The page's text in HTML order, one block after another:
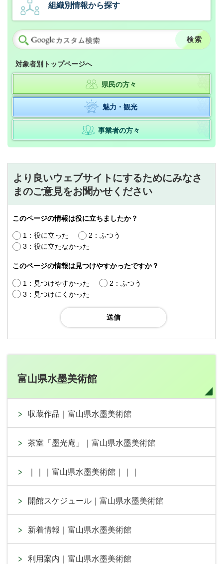
組織別情報から探す
対象者別トップページへ
県民の方々
魅力・観光
事業者の方々
より良いウェブサイトにするためにみなさ
まのご意見をお聞かせください
このページの情報は役に立ちましたか？
1：役に立った
2：ふつう
3：役に立たなかった
このページの情報は見つけやすかったですか？
1：見つけやすかった
2：ふつう
3：見つけにくかった
富山県水墨美術館
収蔵作品｜富山県水墨美術館
茶室「墨光庵」｜富山県水墨美術館
｜｜｜富山県水墨美術館｜｜｜
開館スケジュール｜富山県水墨美術館
新着情報｜富山県水墨美術館
利用案内｜富山県水墨美術館